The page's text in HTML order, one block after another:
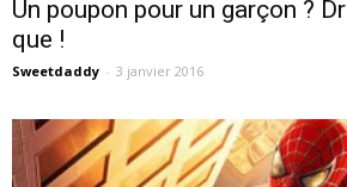
Un poupon pour un garçon ?
que !
Sweetdaddy - 3 janvier 2016